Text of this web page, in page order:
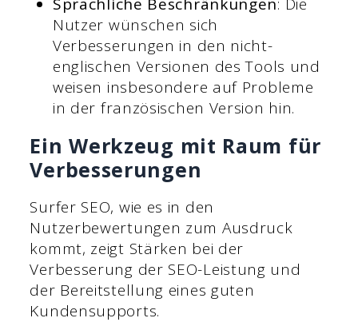
Nutzer wünschen sich
Verbesserungen in den nicht-
englischen Versionen des Tools und
weisen insbesondere auf Probleme
in der französischen Version hin.
Ein Werkzeug mit Raum für
Verbesserungen
Surfer SEO, wie es in den
Nutzerbewertungen zum Ausdruck
kommt, zeigt Stärken bei der
Verbesserung der SEO-Leistung und
der Bereitstellung eines guten
Kundensupports.